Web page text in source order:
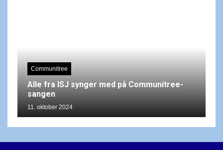
Communitree
Alle fra ISJ synger med på Communitree-
sangen
11. oktober 2024